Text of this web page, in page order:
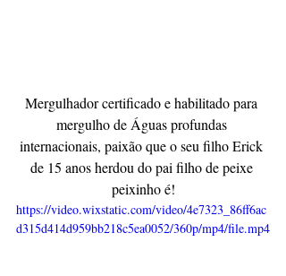
Mergulhador certificado e habilitado para
mergulho de Águas profundas
internacionais, paixão que o seu filho Erick
de 15 anos herdou do pai filho de peixe
peixinho é!
https://video.wixstatic.com/video/4e7323_86ff6ac
d315d414d959bb218c5ea0052/360p/mp4/file.mp4